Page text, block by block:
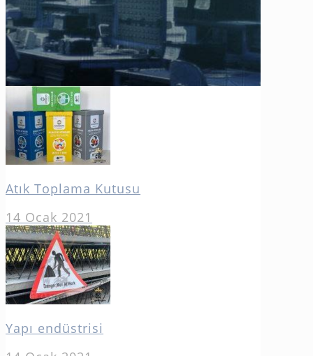
Atık Toplama Kutusu
14 Ocak 2021
Yapı endüstrisi